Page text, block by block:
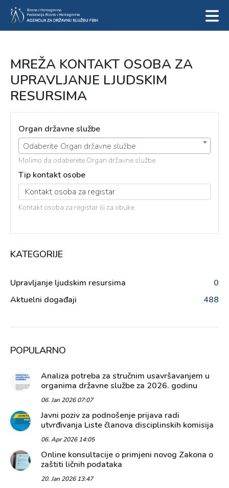
MREŽA KONTAKT OSOBA ZA
UPRAVLJANJE LJUDSKIM
RESURSIMA
Organ državne službe
Odaberite Organ državne službe
Molimo da odaberete Organ državne službe
Tip kontakt osobe
Kontakt osoba za registar ili za obuke
KATEGORIJE
Upravljanje ljudskim resursima
0
Aktuelni događaji
488
POPULARNO
Analiza potreba za stručnim usavršavanjem u
organima državne službe za 2026. godinu
06. Jan 2026 07:07
Javni poziv za podnošenje prijava radi
utvrđivanja Liste članova disciplinskih komisija
06. Apr 2026 14:05
Online konsultacije o primjeni novog Zakona o
zaštiti ličnih podataka
20. Jan 2026 13:47